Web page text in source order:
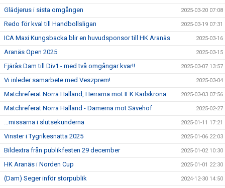
Glädjerus i sista omgången 2025-03-20 07:08
Redo för kval till Handbollsligan 2025-03-19 07:31
ICA Maxi Kungsbacka blir en huvudsponsor till HK Aranäs 2025-03-16
Aranäs Open 2025 2025-03-15
Fjärås Dam till Div1 - med två omgångar kvar!! 2025-03-07 13:57
Vi inleder samarbete med Veszprem! 2025-03-04
Matchreferat Norra Halland, Herrarna mot IFK Karlskrona 2025-03-03 07:56
Matchreferat Norra Halland - Damerna mot Sävehof 2025-02-27
…missarna i slutsekunderna 2025-01-11 17:21
Vinster i Tygrikesnatta 2025 2025-01-06 22:03
Bildextra från publikfesten 29 december 2025-01-02 10:30
HK Aranäs i Norden Cup 2025-01-01 22:30
(Dam) Seger inför storpublik 2024-12-30 14:50